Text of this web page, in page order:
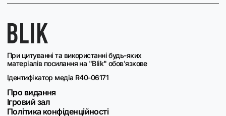
При цитуванні та використанні будь-яких
матеріалів посилання на "Blik" обов'язкове
Ідентифікатор медіа R40-06171
Про видання
Ігровий зал
Політика конфіденційності